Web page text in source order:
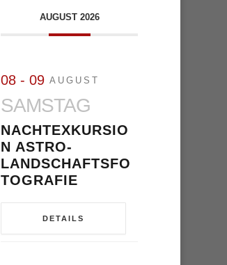
AUGUST 2026
08 - 09 AUGUST
SAMSTAG
NACHTEXKURSIO
N ASTRO-
LANDSCHAFTSFO
TOGRAFIE
DETAILS